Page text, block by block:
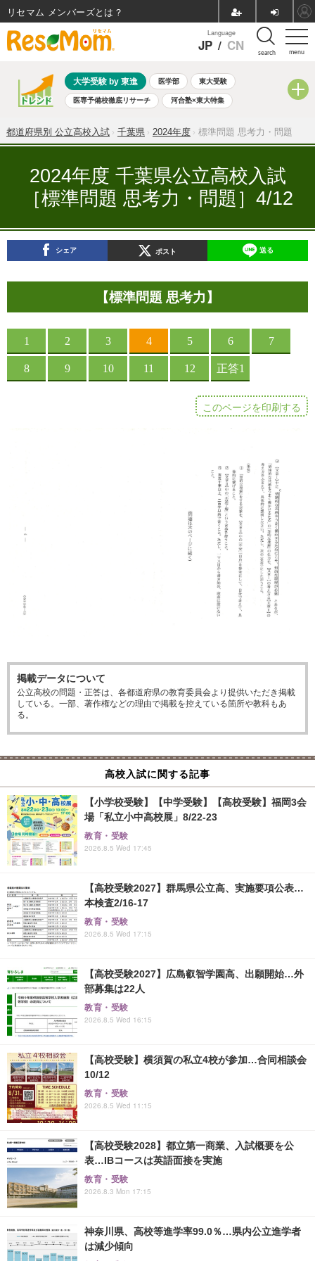
menu
Language
JP / CN search
大学受験 by 東進 医学部 東大受験
医専予備校徹底リサーチ 河合塾×東大特集
共通テスト 夏休み 8月開催学校説明会・相談会
自由研究教材（小学生向け） 自由研究教材（中学生向け）
ランキング
都道府県別 公立高校入試 千葉県 2024年度 標準問題 思考力・問題
2024年度 千葉県公立高校入試
［標準問題 思考力・問題］4/12
シェア ポスト 送る
【標準問題 思考力】
このページを印刷する
掲載データについて
公立高校の問題・正答は、各都道府県の教育委員会より提供いただき掲載
している。一部、著作権などの理由で掲載を控えている箇所や教科もあ
る。
高校入試に関する記事
【小学校受験】【中学受験】【高校受験】福岡3会
場「私立小中高校展」8/22-23
教育・受験
2026.8.5 Wed 17:45
【高校受験2027】群馬県公立高、実施要項公表…
本検査2/16-17
教育・受験
2026.8.5 Wed 17:15
【高校受験2027】広島叡智学園高、出願開始…外
部募集は22人
教育・受験
2026.8.5 Wed 16:15
【高校受験】横須賀の私立4校が参加…合同相談会
10/12
教育・受験
2026.8.5 Wed 11:15
【高校受験2028】都立第一商業、入試概要を公
表…IBコースは英語面接を実施
教育・受験
2026.8.3 Mon 17:15
神奈川県、高校等進学率99.0％…県内公立進学者
は減少傾向
リセマム メンバーズ